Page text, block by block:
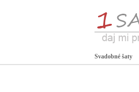
Svadobné šaty